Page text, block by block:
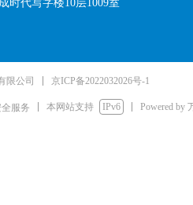
时代写字楼10层1009室
限公司 京ICP备2022032026号-1
服务 本网站支持 IPv6 Powered by